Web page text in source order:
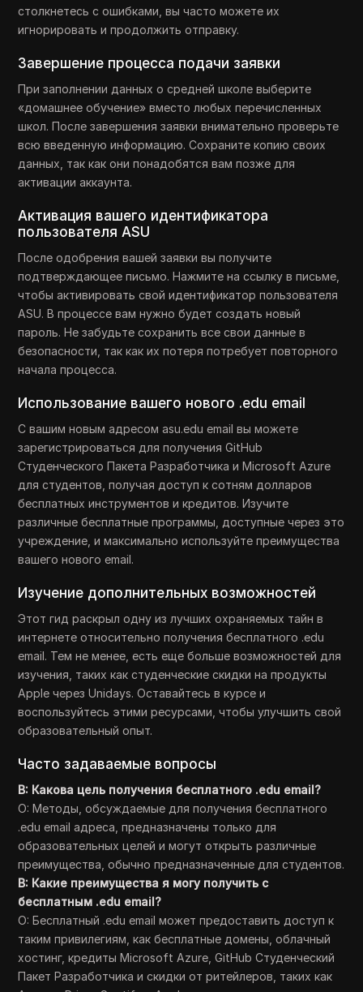
столкнетесь с ошибками, вы часто можете их
игнорировать и продолжить отправку.
Завершение процесса подачи заявки
При заполнении данных о средней школе выберите
«домашнее обучение» вместо любых перечисленных
школ. После завершения заявки внимательно проверьте
всю введенную информацию. Сохраните копию своих
данных, так как они понадобятся вам позже для
активации аккаунта.
Активация вашего идентификатора
пользователя ASU
После одобрения вашей заявки вы получите
подтверждающее письмо. Нажмите на ссылку в письме,
чтобы активировать свой идентификатор пользователя
ASU. В процессе вам нужно будет создать новый
пароль. Не забудьте сохранить все свои данные в
безопасности, так как их потеря потребует повторного
начала процесса.
Использование вашего нового .edu email
С вашим новым адресом asu.edu email вы можете
зарегистрироваться для получения GitHub
Студенческого Пакета Разработчика и Microsoft Azure
для студентов, получая доступ к сотням долларов
бесплатных инструментов и кредитов. Изучите
различные бесплатные программы, доступные через это
учреждение, и максимально используйте преимущества
вашего нового email.
Изучение дополнительных возможностей
Этот гид раскрыл одну из лучших охраняемых тайн в
интернете относительно получения бесплатного .edu
email. Тем не менее, есть еще больше возможностей для
изучения, таких как студенческие скидки на продукты
Apple через Unidays. Оставайтесь в курсе и
воспользуйтесь этими ресурсами, чтобы улучшить свой
образовательный опыт.
Часто задаваемые вопросы
В: Какова цель получения бесплатного .edu email?
О: Методы, обсуждаемые для получения бесплатного
.edu email адреса, предназначены только для
образовательных целей и могут открыть различные
преимущества, обычно предназначенные для студентов.
В: Какие преимущества я могу получить с
бесплатным .edu email?
О: Бесплатный .edu email может предоставить доступ к
таким привилегиям, как бесплатные домены, облачный
хостинг, кредиты Microsoft Azure, GitHub Студенческий
Пакет Разработчика и скидки от ритейлеров, таких как